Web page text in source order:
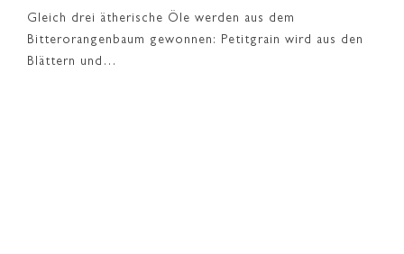
Gleich drei ätherische Öle werden aus dem
Bitterorangenbaum gewonnen: Petitgrain wird aus den
Blättern und…